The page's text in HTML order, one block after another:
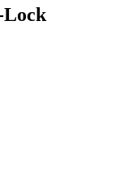
Lock